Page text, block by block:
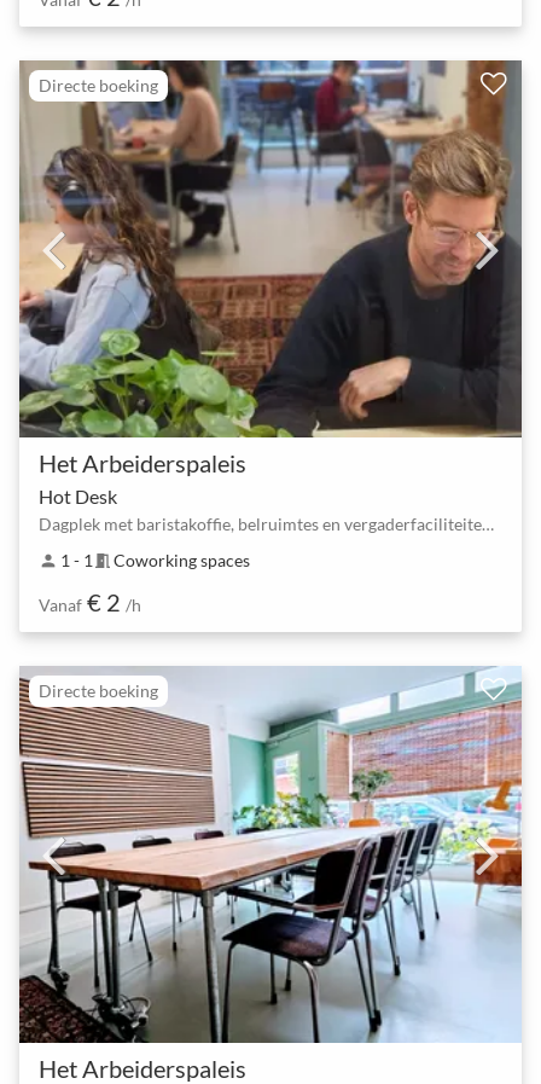
Directe boeking
Het Arbeiderspaleis
Hot Desk
Dagplek met baristakoffie, belruimtes en vergaderfaciliteiten in Amsterdam
person 1 - 1 meeting_room Coworking spaces
Vanaf € 2 /h
Directe boeking
Het Arbeiderspaleis